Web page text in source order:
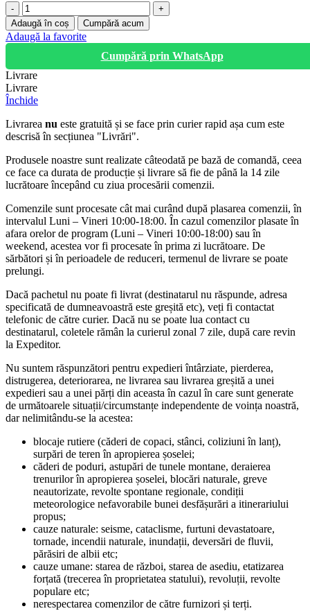
Cantitate
TUB
PICURARE
O16
50X50CM
Metrat
Adaugă în coș Cumpără acum
Adaugă la favorite
Cumpără prin WhatsApp
Livrare
Livrare
Închide
Livrarea nu este gratuită și se face prin curier rapid așa cum este
descrisă în secțiunea "Livrări".
Produsele noastre sunt realizate câteodată pe bază de comandă, ceea
ce face ca durata de producție și livrare să fie de până la 14 zile
lucrătoare începând cu ziua procesării comenzii.
Comenzile sunt procesate cât mai curând după plasarea comenzii, în
intervalul Luni – Vineri 10:00-18:00. În cazul comenzilor plasate în
afara orelor de program (Luni – Vineri 10:00-18:00) sau în
weekend, acestea vor fi procesate în prima zi lucrătoare. De
sărbători și în perioadele de reduceri, termenul de livrare se poate
prelungi.
Dacă pachetul nu poate fi livrat (destinatarul nu răspunde, adresa
specificată de dumneavoastră este greșită etc), veți fi contactat
telefonic de către curier. Dacă nu se poate lua contact cu
destinatarul, coletele rămân la curierul zonal 7 zile, după care revin
la Expeditor.
Nu suntem răspunzători pentru expedieri întârziate, pierderea,
distrugerea, deteriorarea, ne livrarea sau livrarea greșită a unei
expedieri sau a unei părți din aceasta în cazul în care sunt generate
de următoarele situații/circumstanțe independente de voința noastră,
dar nelimitându-se la acestea:
blocaje rutiere (căderi de copaci, stânci, coliziuni în lanț),
surpări de teren în apropierea șoselei;
căderi de poduri, astupări de tunele montane, deraierea
trenurilor în apropierea șoselei, blocări naturale, greve
neautorizate, revolte spontane regionale, condiții
meteorologice nefavorabile bunei desfășurări a itinerariului
propus;
cauze naturale: seisme, cataclisme, furtuni devastatoare,
tornade, incendii naturale, inundații, deversări de fluvii,
părăsiri de albii etc;
cauze umane: starea de război, starea de asediu, etatizarea
forțată (trecerea în proprietatea statului), revoluții, revolte
populare etc;
nerespectarea comenzilor de către furnizori și terți.